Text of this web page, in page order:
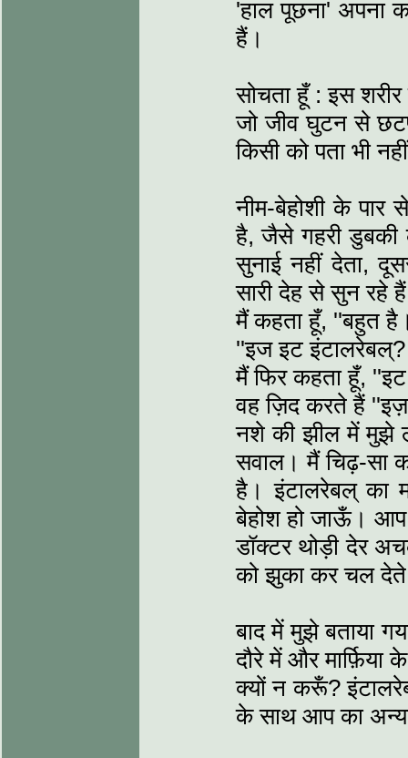
'हाल पूछना' अपना
हैं।
सोचता हूँ : इस
जो जीव घुटन से
किसी को पता भी
नीम-बेहोशी के पार
है, जैसे गहरी
सुनाई नहीं देता,
सारी देह से सुन रहे
मैं कहता हूँ, ''बहुत
''इज इट
मैं फिर कहता हूँ,
वह ज़िद करते हैं
नशे की झील में मुझे
सवाल। मैं चिढ़-सा
है। इंटालरेबल् का
बेहोश हो जाऊँ।
डॉक्टर थोड़ी देर
को झुका कर चल
बाद में मुझे बताया
दौरे में और
क्यों न करूँ?
के साथ आप का